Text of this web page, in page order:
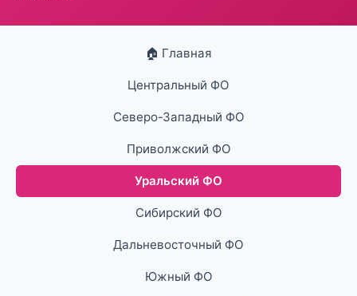
🏠 Главная
Центральный ФО
Северо-Западный ФО
Приволжский ФО
Уральский ФО
Сибирский ФО
Дальневосточный ФО
Южный ФО